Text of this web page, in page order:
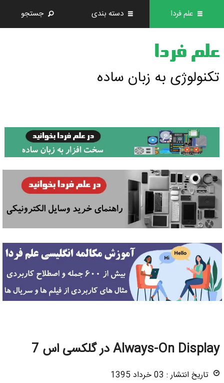
علم فردا دسته بندی جستجو
علم فردا
تکنولوژی به زبان ساده
Always-On Display در گلکسی اس 7
تاریخ انتشار : 03 خرداد 1395